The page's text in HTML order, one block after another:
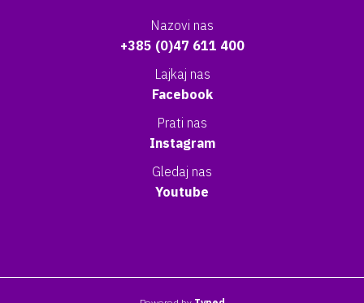
Nazovi nas
+385 (0)47 611 400
Lajkaj nas
Facebook
Prati nas
Instagram
Gledaj nas
Youtube